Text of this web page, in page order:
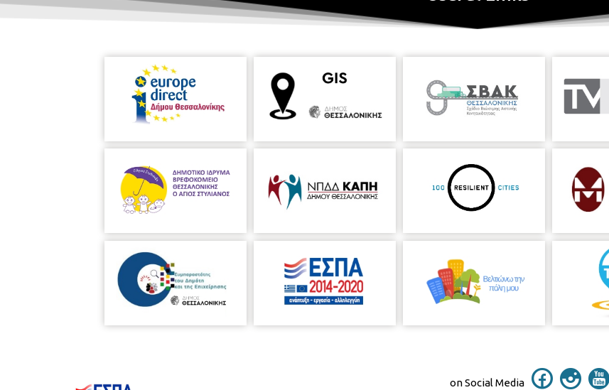
on Social Media